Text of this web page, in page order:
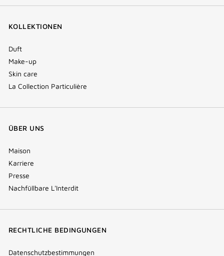
KOLLEKTIONEN
Duft
Make-up
Skin care
La Collection Particulière
ÜBER UNS
Maison
Karriere
Presse
Nachfüllbare L'Interdit
RECHTLICHE BEDINGUNGEN
Datenschutzbestimmungen